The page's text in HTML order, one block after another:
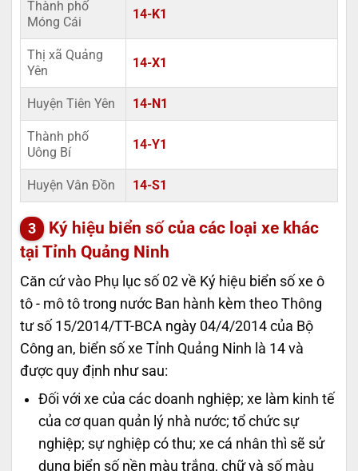
Thành phố
Móng Cái
14-K1
Thị xã Quảng
Yên
14-X1
Huyện Tiên Yên 14-N1
Thành phố
Uông Bí
14-Y1
Huyện Vân Đồn 14-S1
Ký hiệu biển số của các loại xe khác
tại Tỉnh Quảng Ninh
Căn cứ vào Phụ lục số 02 về Ký hiệu biển số xe ô
tô - mô tô trong nước Ban hành kèm theo Thông
tư số 15/2014/TT-BCA ngày 04/4/2014 của Bộ
Công an, biển số xe Tỉnh Quảng Ninh là 14 và
được quy định như sau:
Đối với xe của các doanh nghiệp; xe làm kinh tế
của cơ quan quản lý nhà nước; tổ chức sự
nghiệp; sự nghiệp có thu; xe cá nhân thì sẽ sử
dụng biển số nền màu trắng, chữ và số màu